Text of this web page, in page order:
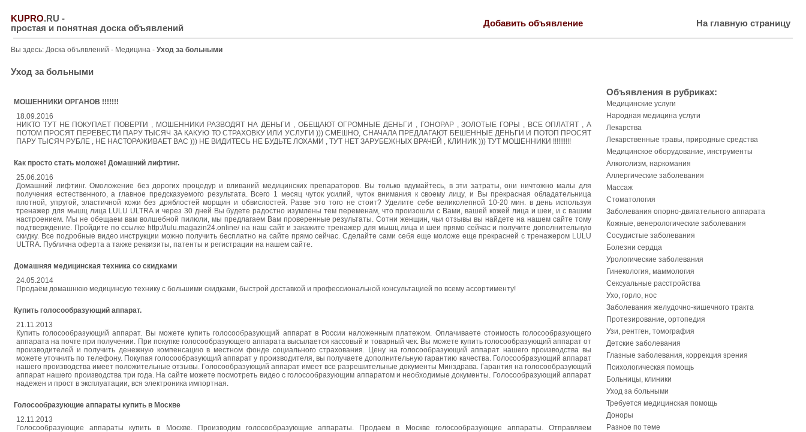
KUPRO.RU -
простая и понятная доска объявлений
Добавить объявление На главную страницу
Вы здесь: Доска объявлений - Медицина - Уход за больными
Уход за больными
МОШЕННИКИ ОРГАНОВ !!!!!!!
18.09.2016
НИКТО ТУТ НЕ ПОКУПАЕТ ПОВЕРТИ , МОШЕННИКИ РАЗВОДЯТ НА ДЕНЬГИ , ОБЕЩАЮТ ОГРОМНЫЕ ДЕНЬГИ , ГОНОРАР , ЗОЛОТЫЕ ГОРЫ , ВСЕ ОПЛАТЯТ , А
ПОТОМ ПРОСЯТ ПЕРЕВЕСТИ ПАРУ ТЫСЯЧ ЗА КАКУЮ ТО СТРАХОВКУ ИЛИ УСЛУГИ ))) СМЕШНО, СНАЧАЛА ПРЕДЛАГАЮТ БЕШЕННЫЕ ДЕНЬГИ И ПОТОП ПРОСЯТ
ПАРУ ТЫСЯЧ РУБЛЕ , НЕ НАСТОРАЖИВАЕТ ВАС ))) НЕ ВИДИТЕСЬ НЕ БУДЬТЕ ЛОХАМИ , ТУТ НЕТ ЗАРУБЕЖНЫХ ВРАЧЕЙ , КЛИНИК ))) ТУТ МОШЕННИКИ !!!!!!!!!!
Как просто стать моложе! Домашний лифтинг.
25.06.2016
Домашний лифтинг. Омоложение без дорогих процедур и вливаний медицинских препараторов. Вы только вдумайтесь, в эти затраты, они ничтожно малы для
получения естественного, а главное предсказуемого результата. Всего 1 месяц чуток усилий, чуток внимания к своему лицу, и Вы прекрасная обладательница
плотной, упругой, эластичной кожи без дряблостей морщин и обвислостей. Разве это того не стоит? Уделите себе великолепной 10-20 мин. в день используя
тренажер для мышц лица LULU ULTRA и через 30 дней Вы будете радостно изумлены тем переменам, что произошли с Вами, вашей кожей лица и шеи, и с вашим
настроением. Мы не обещаем вам волшебной пилюли, мы предлагаем Вам проверенные результаты. Сотни женщин, чьи отзывы вы найдете на нашем сайте тому
подтверждение. Пройдите по ссылке http://lulu.magazin24.online/ на наш сайт и закажите тренажер для мышц лица и шеи прямо сейчас и получите дополнительную
скидку. Все подробные видео инструкции можно получить бесплатно на сайте прямо сейчас. Сделайте сами себя еще моложе еще прекрасней с тренажером LULU
ULTRA. Публична оферта а также реквизиты, патенты и регистрации на нашем сайте.
Домашняя медицинская техника со скидками
24.05.2014
Продаём домашнюю медицинсую технику с большими скидками, быстрой доставкой и профессиональной консультацией по всему ассортименту!
Купить голосообразующий аппарат.
21.11.2013
Купить голосообразующий аппарат. Вы можете купить голосообразующий аппарат в России наложенным платежом. Оплачиваете стоимость голосообразующего
аппарата на почте при получении. При покупке голосообразующего аппарата высылается кассовый и товарный чек. Вы можете купить голосообразующий аппарат от
производителей и получить денежную компенсацию в местном фонде социального страхования. Цену на голосообразующий аппарат нашего производства вы
можете уточнить по телефону. Покупая голосообразующий аппарат у производителя, вы получаете дополнительную гарантию качества. Голосообразующий аппарат
нашего производства имеет положительные отзывы. Голосообразующий аппарат имеет все разрешительные документы Минздрава. Гарантия на голосообразующий
аппарат нашего производства три года. На сайте можете посмотреть видео с голосообразующим аппаратом и необходимые документы. Голосообразующий аппарат
надежен и прост в эксплуатации, вся электроника импортная.
Голосообразующие аппараты купить в Москве
12.11.2013
Голосообразующие аппараты купить в Москве. Производим голосообразующие аппараты. Продаем в Москве голосообразующие аппараты. Отправляем
Объявления в рубриках:
Медицинские услуги
Народная медицина услуги
Лекарства
Лекарственные травы, природные средства
Медицинское оборудование, инструменты
Алкоголизм, наркомания
Аллергические заболевания
Массаж
Стоматология
Заболевания опорно-двигательного аппарата
Кожные, венерологические заболевания
Сосудистые заболевания
Болезни сердца
Урологические заболевания
Гинекология, маммология
Сексуальные расстройства
Ухо, горло, нос
Заболевания желудочно-кишечного тракта
Протезирование, ортопедия
Узи, рентген, томография
Детские заболевания
Глазные заболевания, коррекция зрения
Психологическая помощь
Больницы, клиники
Уход за больными
Требуется медицинская помощь
Доноры
Разное по теме